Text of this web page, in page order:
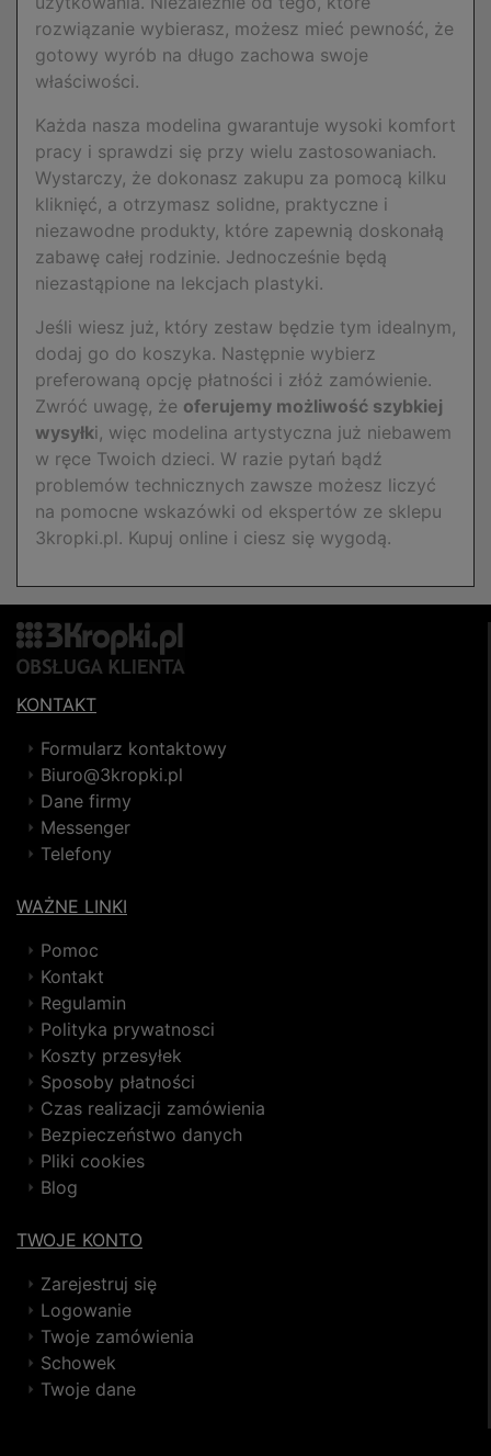
rozwiązanie wybierasz, możesz mieć pewność, że
gotowy wyrób na długo zachowa swoje
właściwości.
Każda nasza modelina gwarantuje wysoki komfort
pracy i sprawdzi się przy wielu zastosowaniach.
Wystarczy, że dokonasz zakupu za pomocą kilku
kliknięć, a otrzymasz solidne, praktyczne i
niezawodne produkty, które zapewnią doskonałą
zabawę całej rodzinie. Jednocześnie będą
niezastąpione na lekcjach plastyki.
Jeśli wiesz już, który zestaw będzie tym idealnym,
dodaj go do koszyka. Następnie wybierz
preferowaną opcję płatności i złóż zamówienie.
Zwróć uwagę, że oferujemy możliwość szybkiej
wysyłki, więc modelina artystyczna już niebawem
w ręce Twoich dzieci. W razie pytań bądź
problemów technicznych zawsze możesz liczyć
na pomocne wskazówki od ekspertów ze sklepu
3kropki.pl. Kupuj online i ciesz się wygodą.
KONTAKT
Formularz kontaktowy
Biuro@3kropki.pl
Dane firmy
Messenger
Telefony
WAŻNE LINKI
Pomoc
Kontakt
Regulamin
Polityka prywatnosci
Koszty przesyłek
Sposoby płatności
Czas realizacji zamówienia
Bezpieczeństwo danych
Pliki cookies
Blog
TWOJE KONTO
Zarejestruj się
Logowanie
Twoje zamówienia
Schowek
Twoje dane